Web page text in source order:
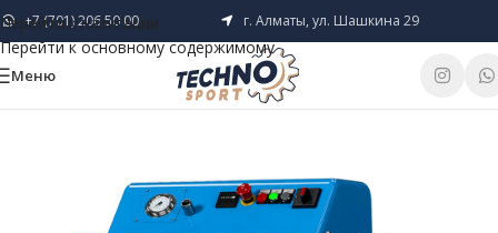
Перейти к навигации
Перейти к основному содержимому
+7 (701) 206 50 00 г. Алматы, ул. Шашкина 29
Меню